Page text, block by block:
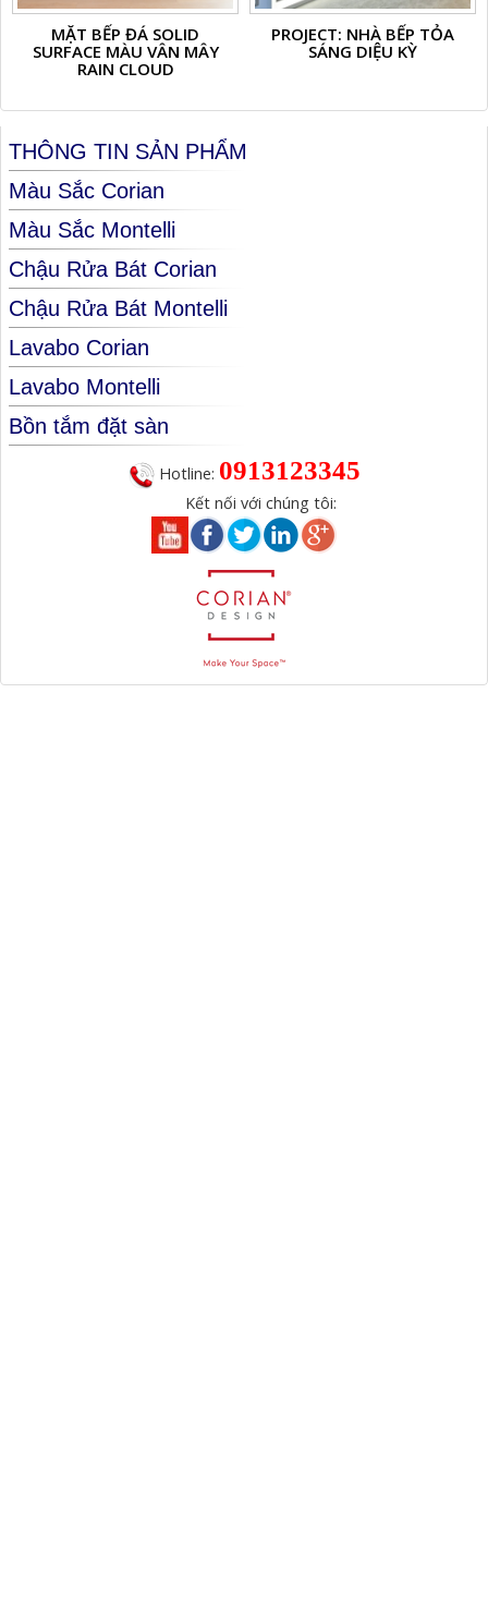
MẶT BẾP ĐÁ SOLID
SURFACE MÀU VÂN MÂY
RAIN CLOUD
PROJECT: NHÀ BẾP TỎA
SÁNG DIỆU KỲ
THÔNG TIN SẢN PHẨM
Màu Sắc Corian
Màu Sắc Montelli
Chậu Rửa Bát Corian
Chậu Rửa Bát Montelli
Lavabo Corian
Lavabo Montelli
Bồn tắm đặt sàn
Hotline: 0913123345
Kết nối với chúng tôi: